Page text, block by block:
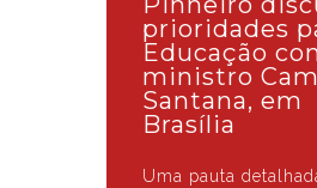
prioridades
Educação
ministro
Santana, em
Brasília
Uma pauta